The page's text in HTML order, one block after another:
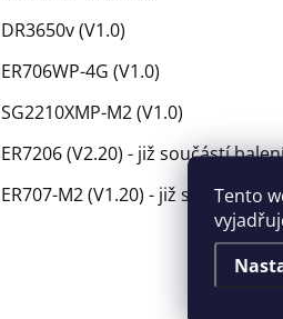
Tento
DR3650v (V1.0)
ER706WP-4G (V1.0)
SG2210XMP-M2 (V1.0)
ER7206 (V2.20) - již součástí
ER707-M2 (V1.20) - již součástí